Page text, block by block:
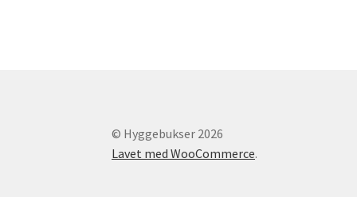
© Hyggebukser 2026
Lavet med WooCommerce.